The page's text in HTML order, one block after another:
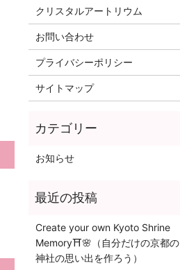
クリスタルアートリウム
お問い合わせ
プライバシーポリシー
サイトマップ
お知らせ
Create your own Kyoto Shrine
Memory⛩️🌸（自分だけの京都の
神社の思い出を作ろう）